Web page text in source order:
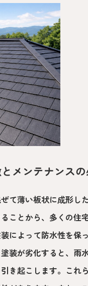
メンテナンス
て薄い板状に成形し
ことから、多くの住
によって防水性を保
装が劣化すると、雨
き起こします。これ